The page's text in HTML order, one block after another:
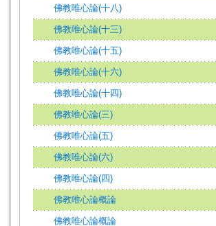
佛教唯心論(十八)
佛教唯心論(十三)
佛教唯心論(十五)
佛教唯心論(十六)
佛教唯心論(十四)
佛教唯心論(三)
佛教唯心論(五)
佛教唯心論(六)
佛教唯心論(四)
佛教唯心論概論
佛教唯心論概論